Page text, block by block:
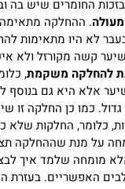
החומרים שיש בה
. ההחלקה
לא היו מתאימות
קשה מקורזל ולא
להחלקה משקמת,
אלא היא גם בנוסף
כמו כן החלקה זו
כלומר, החלקות שלא
על מנת שההחלקה
מומחה שלמד איך
האפשריים. בעזרת